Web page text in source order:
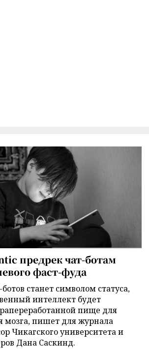
предрек чат-ботам
фаст-фуда
станет символом статуса,
интеллект будет
пище для
мозга, пишет для журнала
Чикагского университета и
Дана Саскинд.